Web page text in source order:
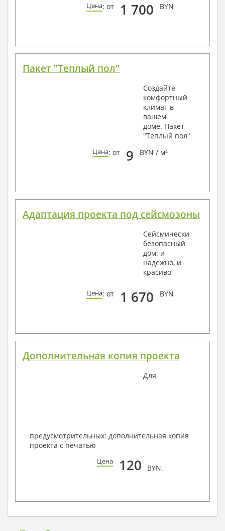
Цена: от 1 700 BYN
Пакет "Теплый пол"
Создайте
комфортный
климат в
вашем
доме. Пакет
"Теплый пол"
Цена: от 9 BYN / м²
Адаптация проекта под сейсмозоны
Сейсмически
безопасный
дом: и
надежно, и
красиво
Цена: от 1 670 BYN
Дополнительная копия проекта
Для
предусмотрительных: дополнительная копия
проекта с печатью
Цена 120 BYN.